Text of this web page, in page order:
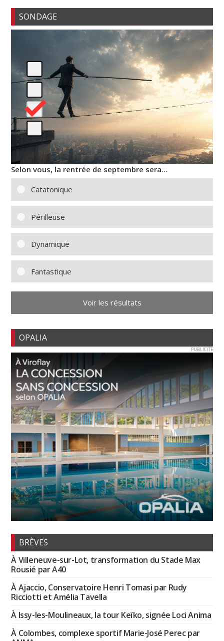
SONDAGE
Selon vous, la rentrée de septembre sera…
Catatonique
Périlleuse
Dynamique
Fantastique
Voir les résultats
OPALIA
PUBLICITE
BRÈVES
À Villeneuve-sur-Lot, transformation du Stade Max
Rousié par A40
À Ajaccio, Conservatoire Henri Tomasi par Rudy
Ricciotti et Amélia Tavella
À Issy-les-Moulineaux, la tour Keïko, signée Loci Anima
À Colombes, complexe sportif Marie-José Perec par